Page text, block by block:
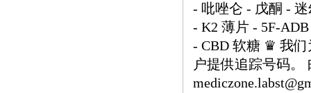
- 吡唑仑 - 戊酮 -
- K2 薄片 - 5F-
- CBD 软糖 ♛ 我们
户提供追踪号码。